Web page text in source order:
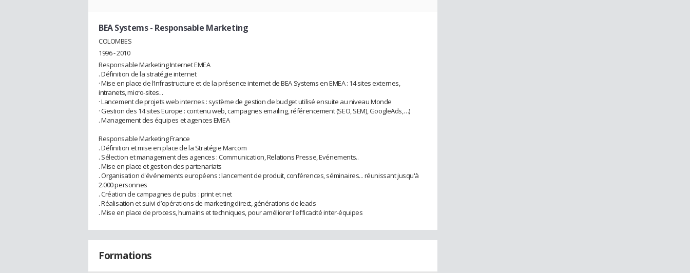
BEA Systems- Responsable Marketing
COLOMBES
1996 - 2010
Responsable Marketing Internet EMEA
. Définition de la stratégie internet
· Mise en place de l’infrastructure et de la présence internet de BEA Systems en EMEA : 14 sites externes,
intranets, micro-sites...
· Lancement de projets web internes : système de gestion de budget utilisé ensuite au niveau Monde
· Gestion des 14 sites Europe : contenu web, campagnes emailing, référencement (SEO, SEM), GoogleAds,…)
. Management des équipes et agences EMEA
Responsable Marketing France
. Définition et mise en place de la Stratégie Marcom
. Sélection et management des agences : Communication, Relations Presse, Evénements..
. Mise en place et gestion des partenariats
. Organisation d'événements européens : lancement de produit, conférences, séminaires... réunissant jusqu'à
2.000 personnes
. Création de campagnes de pubs : print et net
. Réalisation et suivi d’opérations de marketing direct, générations de leads
. Mise en place de process, humains et techniques, pour améliorer l'efficacité inter-équipes
Formations